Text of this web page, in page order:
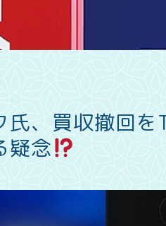
氏、買収撤回
疑念